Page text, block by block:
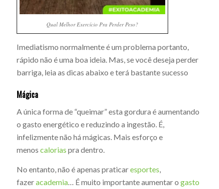
Qual Melhor Exercício Pra Perder Peso?
Imediatismo normalmente é um problema portanto,
rápido não é uma boa ideia. Mas, se você deseja perder
barriga, leia as dicas abaixo e terá bastante sucesso
Mágica
A única forma de “queimar” esta gordura é aumentando
o gasto energético e reduzindo a ingestão. É,
infelizmente não há mágicas. Mais esforço e
menos calorias pra dentro.
No entanto, não é apenas praticaresportes
fazeracademia… É muito importante aumentar o gasto